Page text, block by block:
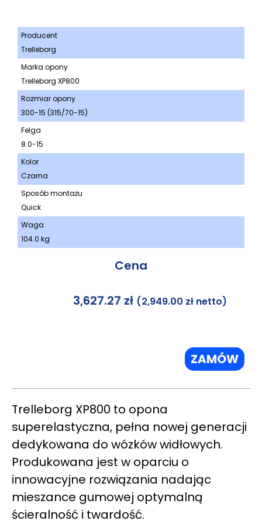
Producent
Trelleborg
Marka opony
Trelleborg XP800
Rozmiar opony
300-15 (315/70-15)
Felga
8.0-15
Kolor
Czarna
Sposób montażu
Quick
Waga
104.0 kg
Cena
3,627.27 zł (2,949.00 zł netto)
ZAMÓW
Trelleborg XP800 to opona
superelastyczna, pełna nowej generacji
dedykowana do wózków widłowych.
Produkowana jest w oparciu o
innowacyjne rozwiązania nadając
mieszance gumowej optymalną
ścieralność i twardość.